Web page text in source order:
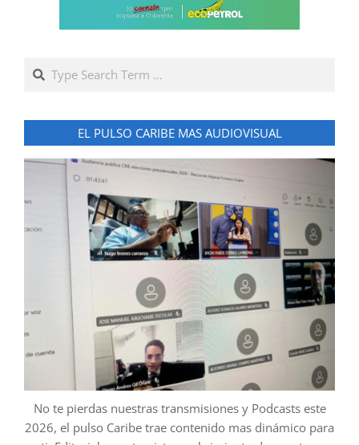
Search
EL PULSO CARIBE MAS AUDIOVISUAL
No te pierdas nuestras transmisiones y Podcasts este
2026, el pulso Caribe trae contenido mas dinámico para